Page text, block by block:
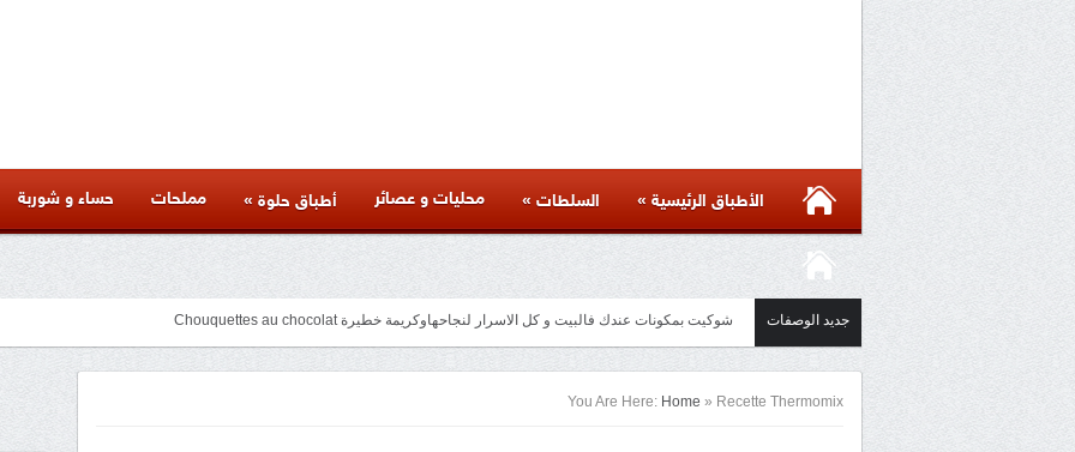
الأطباق الرئيسية » السلطات » محليات و عصائر أطباق حلوة » مملحات حساء و شوربة
جديد الوصفات شوكيت بمكونات عندك فالبيت و كل الاسرار لنجاحهاوكريمة خطيرة Chouquettes au chocolat
You Are Here: Home » Recette Thermomix